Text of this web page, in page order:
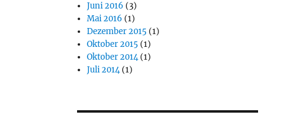
Juni 2016 (3)
Mai 2016 (1)
Dezember 2015 (1)
Oktober 2015 (1)
Oktober 2014(1)
Juli 2014(1)